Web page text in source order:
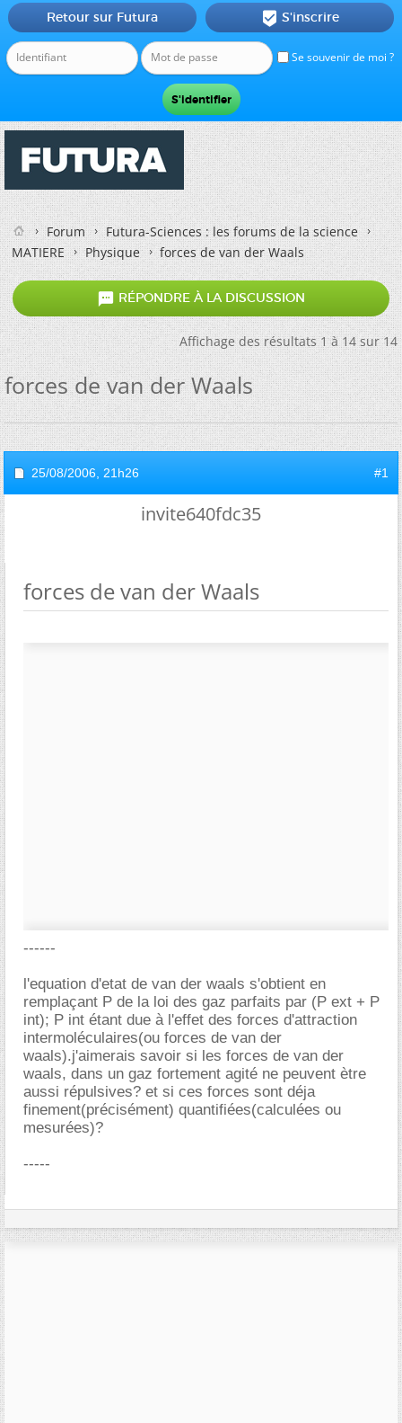
Se souvenir de moi ?
Retour sur Futura  S'inscrire
Forum
Futura-Sciences : les forums de la science
MATIERE
Physique forces de van der Waals
 RÉPONDRE À LA DISCUSSION
Affichage des résultats 1 à 14 sur 14
forces de van der Waals
25/08/2006, 21h26 #1
invite640fdc35
forces de van der Waals
------
l'equation d'etat de van der waals s'obtient en
remplaçant P de la loi des gaz parfaits par (P ext + P
int); P int étant due à l'effet des forces d'attraction
intermoléculaires(ou forces de van der
waals).j'aimerais savoir si les forces de van der
waals, dans un gaz fortement agité ne peuvent ètre
aussi répulsives? et si ces forces sont déja
finement(précisément) quantifiées(calculées ou
mesurées)?
-----